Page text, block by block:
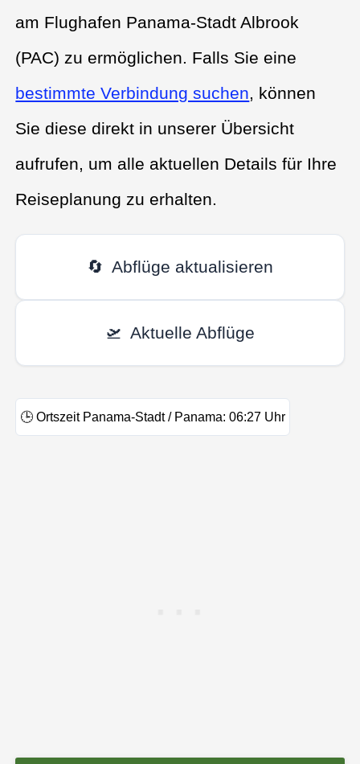
am Flughafen Panama-Stadt Albrook
(PAC) zu ermöglichen. Falls Sie eine
bestimmte Verbindung suchen, können
Sie diese direkt in unserer Übersicht
aufrufen, um alle aktuellen Details für Ihre
Reiseplanung zu erhalten.
🔄 Abflüge aktualisieren
🛫 Aktuelle Abflüge
🕒 Ortszeit Panama-Stadt / Panama: 06:27 Uhr